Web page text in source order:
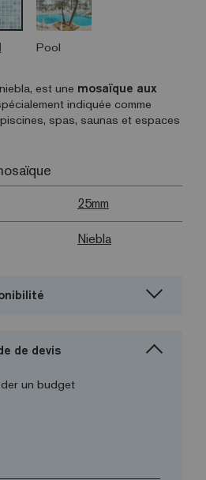
Pool
est une mosaïque aux
indiquée comme
spas, saunas et espaces
25mm
Niebla
de devis
un budget